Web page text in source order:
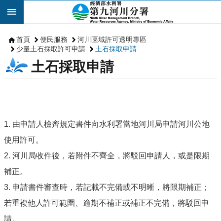
跳到主要內容區塊
首頁 便民服務
河川區域許可透明專區
少量土石採取許可申請
土石採取申請
土石採取申請
1. 由申請人檢齊規定書件向水利署當地河川局申請河川公地
使用許可。
2. 河川局收件後，若附件不齊全，將駁回申請人，或是限期
補正。
3. 申請書件審查時，若記載不完備或不明晰，將限期補正；
若重複他人許可範圍、逾期不補正或補正不完備，將駁回申
請。